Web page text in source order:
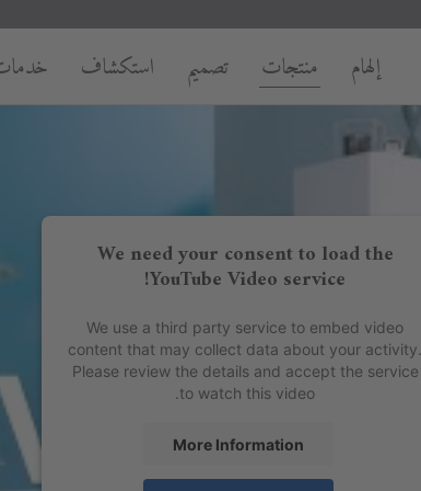
إلهام منتجات تصميم استكشاف
We need your consent to load the
YouTube Video service!
We use a third party service to embed video
content that may collect data about your activity.
Please review the details and accept the service
to watch this video.
More Information